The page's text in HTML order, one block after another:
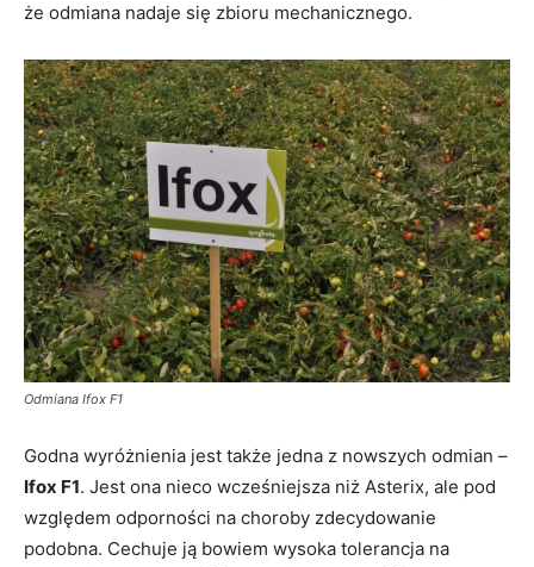
że odmiana nadaje się zbioru mechanicznego.
Odmiana Ifox F1
Godna wyróżnienia jest także jedna z nowszych odmian –
Ifox F1. Jest ona nieco wcześniejsza niż Asterix, ale pod
względem odporności na choroby zdecydowanie
podobna. Cechuje ją bowiem wysoka tolerancja na